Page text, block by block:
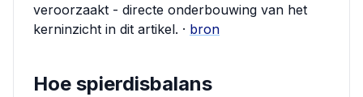
veroorzaakt - directe onderbouwing van het
kerninzicht in dit artikel. · bron
Hoe spierdisbalans